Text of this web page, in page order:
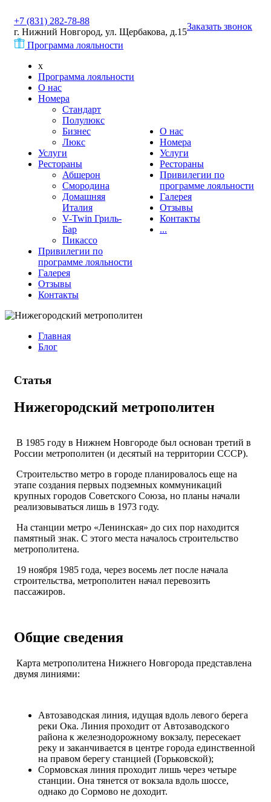
Программа лояльности
+7 (831) 282-78-88
г. Нижний Новгород, ул. Щербакова, д.15
Заказать звонок
x
Программа лояльности
О нас
Номера
Стандарт
Полулюкс
Бизнес
Люкс
Услуги
Рестораны
Абшерон
Смородина
Домашняя
Италия
V-Twin Гриль-
Бар
Пикассо
Привилегии по
программе лояльности
Галерея
Отзывы
Контакты
О нас
Номера
Услуги
Рестораны
Привилегии по
программе лояльности
Галерея
Отзывы
Контакты
...
Главная
Блог
Статья
Нижегородский метрополитен
В 1985 году в Нижнем Новгороде был основан третий в
России метрополитен (и десятый на территории СССР).
Строительство метро в городе планировалось еще на
этапе создания первых подземных коммуникаций
крупных городов Советского Союза, но планы начали
реализовываться лишь в 1973 году.
На станции метро «Ленинская» до сих пор находится
памятный знак. С этого места началось строительство
метрополитена.
19 ноября 1985 года, через восемь лет после начала
строительства, метрополитен начал перевозить
пассажиров.
Общие сведения
Карта метрополитена Нижнего Новгорода представлена
двумя линиями:
Автозаводская линия, идущая вдоль левого берега
реки Ока. Линия проходит от Автозаводского
района к железнодорожному вокзалу, пересекает
реку и заканчивается в центре города единственной
на правом берегу станцией (Горьковской);
Сормовская линия проходит лишь через четыре
станции. Она тянется от вокзала вдоль шоссе,
однако до Сормово не доходит.